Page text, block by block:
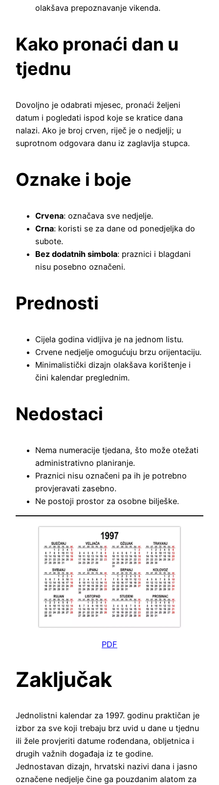
olakšava prepoznavanje vikenda.
Kako pronaći dan u
tjednu
Dovoljno je odabrati mjesec, pronaći željeni
datum i pogledati ispod koje se kratice dana
nalazi. Ako je broj crven, riječ je o nedjelji; u
suprotnom odgovara danu iz zaglavlja stupca.
Oznake i boje
Crvena: označava sve nedjelje.
Crna: koristi se za dane od ponedjeljka do
subote.
Bez dodatnih simbola: praznici i blagdani
nisu posebno označeni.
Prednosti
Cijela godina vidljiva je na jednom listu.
Crvene nedjelje omogućuju brzu orijentaciju.
Minimalistički dizajn olakšava korištenje i
čini kalendar preglednim.
Nedostaci
Nema numeracije tjedana, što može otežati
administrativno planiranje.
Praznici nisu označeni pa ih je potrebno
provjeravati zasebno.
Ne postoji prostor za osobne bilješke.
PDF
Zaključak
Jednolistni kalendar za 1997. godinu praktičan je
izbor za sve koji trebaju brz uvid u dane u tjednu
ili žele provjeriti datume rođendana, obljetnica i
drugih važnih događaja iz te godine.
Jednostavan dizajn, hrvatski nazivi dana i jasno
označene nedjelje čine ga pouzdanim alatom za